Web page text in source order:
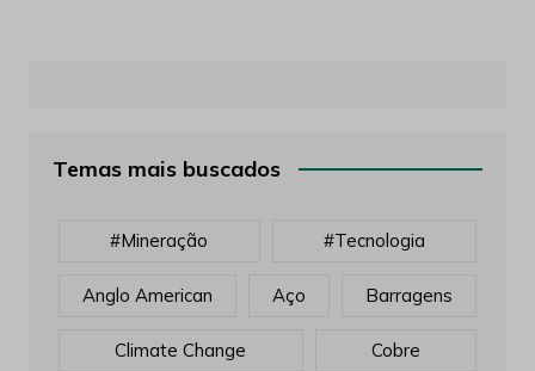
Temas mais buscados
#mineração #tecnologia
Anglo American Aço Barragens
Climate Change Cobre